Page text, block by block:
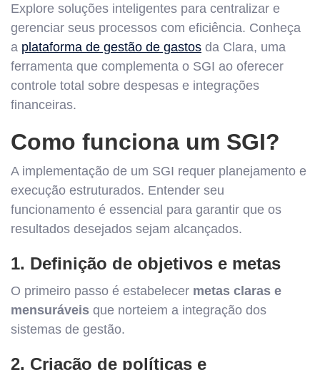
Explore soluções inteligentes para centralizar e
gerenciar seus processos com eficiência. Conheça
a plataforma de gestão de gastos da Clara, uma
ferramenta que complementa o SGI ao oferecer
controle total sobre despesas e integrações
financeiras.
Como funciona um SGI?
A implementação de um SGI requer planejamento e
execução estruturados. Entender seu
funcionamento é essencial para garantir que os
resultados desejados sejam alcançados.
1. Definição de objetivos e metas
O primeiro passo é estabelecer metas claras e
mensuráveis que norteiem a integração dos
sistemas de gestão.
2. Criação de políticas e